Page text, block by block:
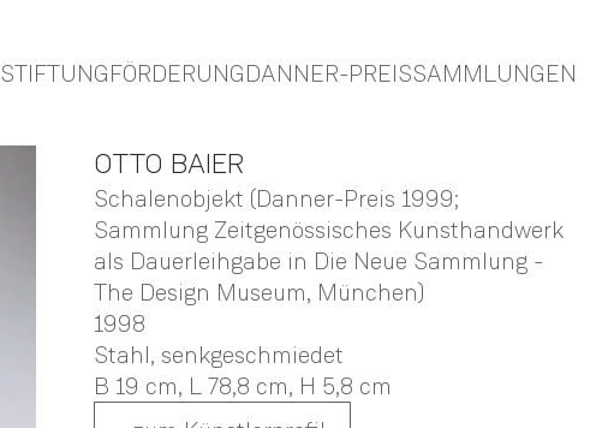
STIFTUNGFÖRDERUNGDANNER-PREISSAMMLUNGEN
OTTO BAIER
Schalenobjekt (Danner-Preis 1999;
Sammlung Zeitgenössisches Kunsthandwerk
als Dauerleihgabe in Die Neue Sammlung -
The Design Museum, München)
1998
Stahl, senkgeschmiedet
B 19 cm, L 78,8 cm, H 5,8 cm